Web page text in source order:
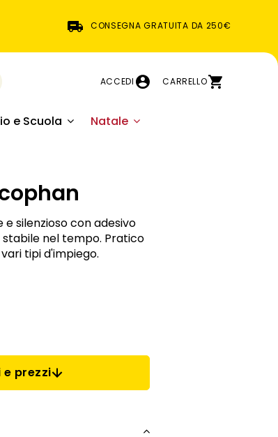
CONSEGNA GRATUITA DA 250€
ACCEDI CARRELLO
e Scuola Natale
silenzioso con adesivo
stabile nel tempo. Pratico
tipi d'impiego.
prezzi